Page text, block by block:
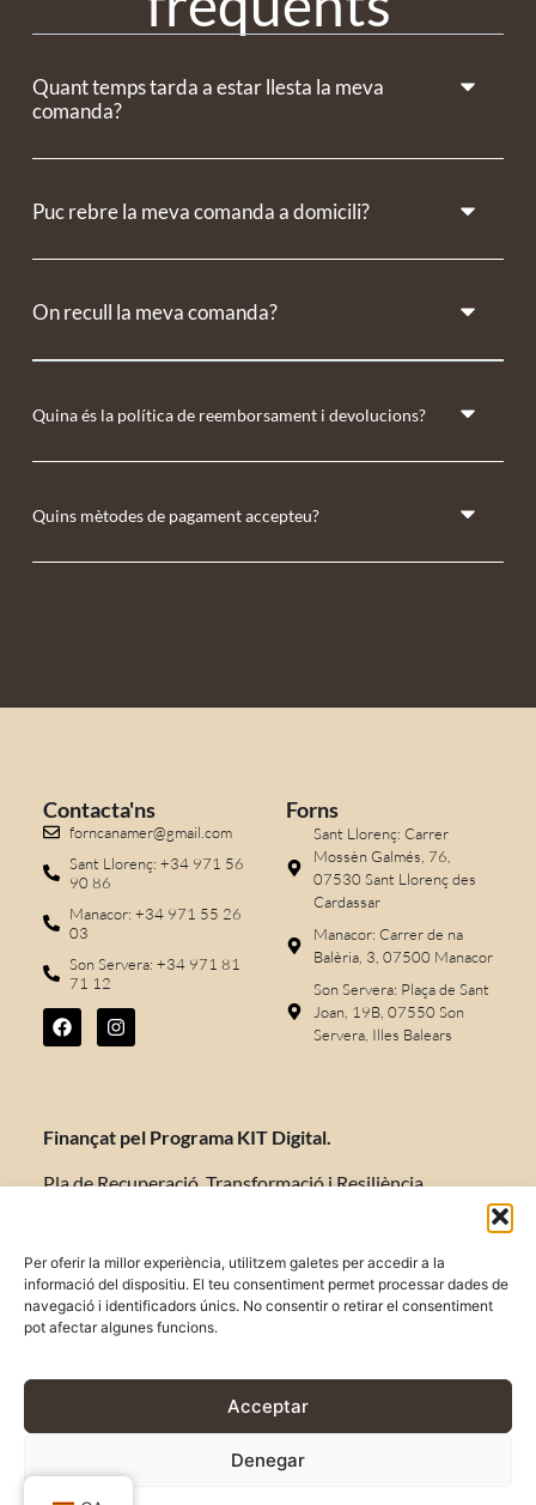
Per oferir la millor experiència, utilitzem galetes per accedir a la
informació del dispositiu. El teu consentiment permet processar dades de
navegació i identificadors únics. No consentir o retirar el consentiment
pot afectar algunes funcions.
Acceptar
Denegar
Quant temps tarda a estar llesta la meva
comanda?
Puc rebre la meva comanda a domicili?
On recull la meva comanda?
Quina és la política de reemborsament i devolucions?
Quins mètodes de pagament accepteu?
Finançat pel Programa KIT Digital.
Pla de Recuperació, Transformació i Resiliència
AVISO LEGAL
TÉRMINOS Y CONDICIONES
Contacta'ns
forncanamer@gmail.com
Sant Llorenç: +34 971 56
90 86
Manacor: +34 971 55 26
03
Son Servera: +34 971 81
71 12
Forns
Sant Llorenç: Carrer
Mossèn Galmés, 76,
07530 Sant Llorenç des
Cardassar
Manacor: Carrer de na
Balèria, 3, 07500 Manacor
Son Servera: Plaça de Sant
Joan, 19B, 07550 Son
Servera, Illes Balears